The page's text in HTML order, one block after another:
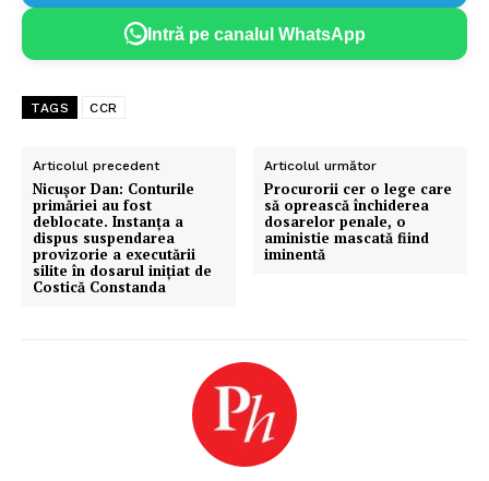
Intră pe canalul WhatsApp
TAGS CCR
Articolul precedent
Nicușor Dan: Conturile
primăriei au fost
deblocate. Instanța a
dispus suspendarea
provizorie a executării
silite în dosarul inițiat de
Costică Constanda
Articolul următor
Procurorii cer o lege care
să oprească închiderea
dosarelor penale, o
aministie mascată fiind
iminentă